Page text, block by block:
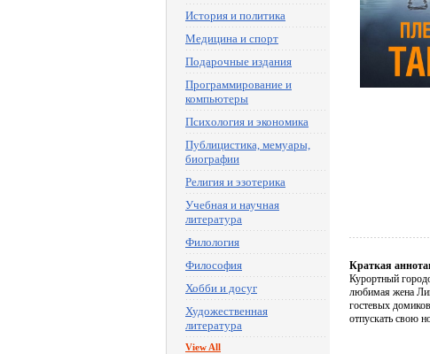
История и политика
Медицина и спорт
Подарочные издания
Программирование и
компьютеры
Психология и экономика
Публицистика, мемуары,
биографии
Религия и эзотерика
Учебная и научная
литература
Филология
Философия
Хобби и досуг
Художественная
литература
View All
Краткая
Курортный
любимая жена
гостевых
отпускать свою